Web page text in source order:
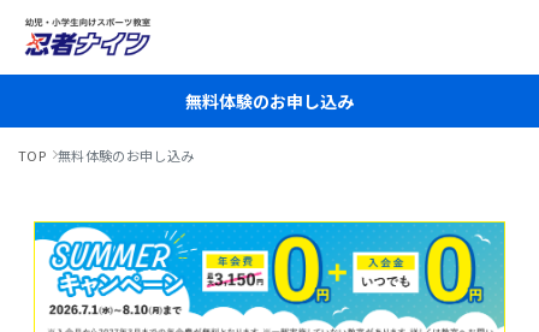
無料体験のお申し込み
TOP 無料体験のお申し込み